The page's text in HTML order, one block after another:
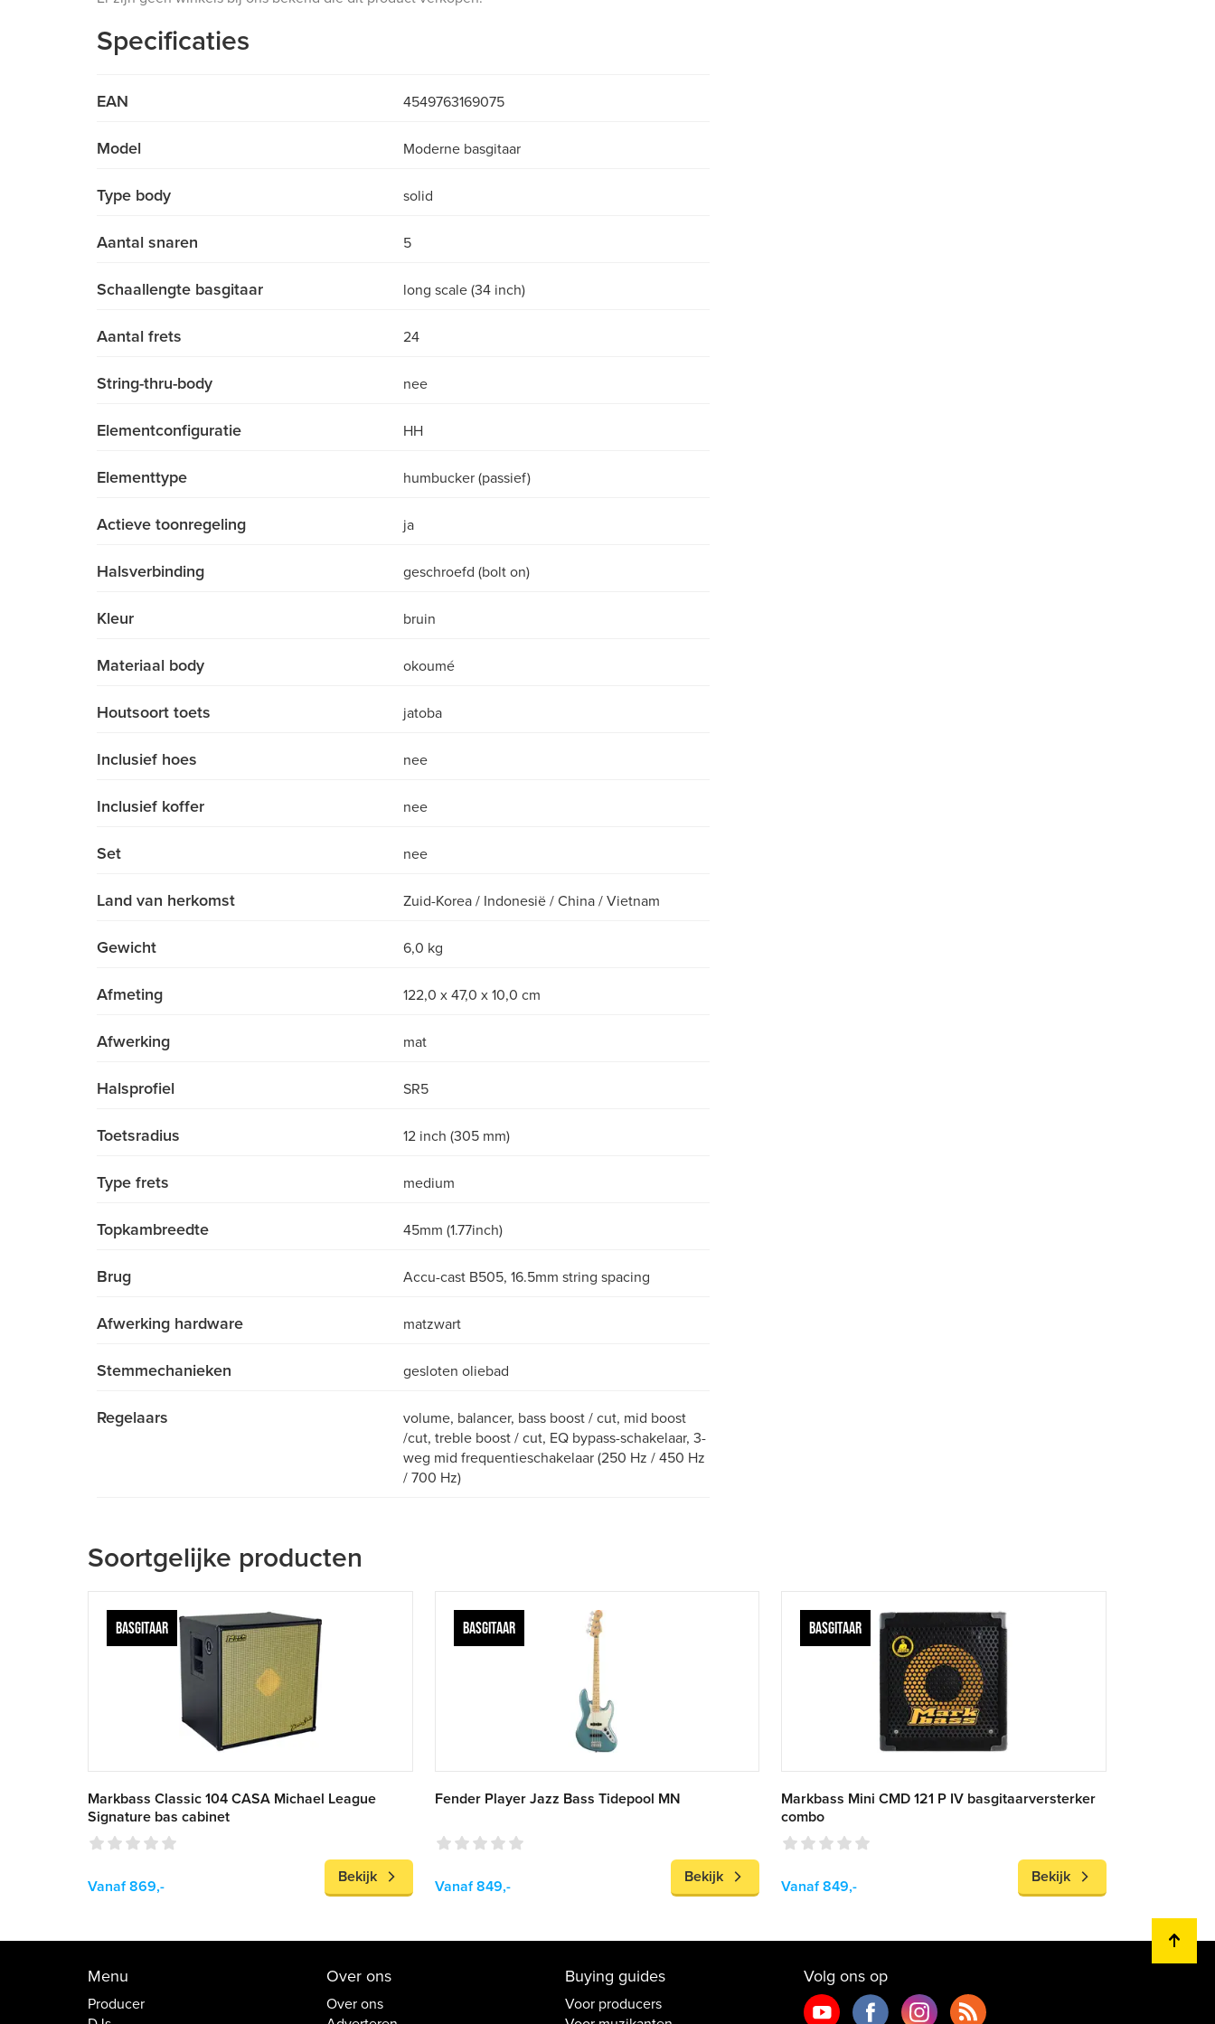
Specificaties
EAN 4549763169075
Model Moderne basgitaar
Type body solid
Aantal snaren 5
Schaallengte basgitaar long scale (34 inch)
Aantal frets 24
String-thru-body nee
Elementconfiguratie HH
Elementtype humbucker (passief)
Actieve toonregeling ja
Halsverbinding geschroefd (bolt on)
Kleur bruin
Materiaal body okoumé
Houtsoort toets jatoba
Inclusief hoes nee
Inclusief koffer nee
Set nee
Land van herkomst Zuid-Korea / Indonesië / China / Vietnam
Gewicht 6,0 kg
Afmeting 122,0 x 47,0 x 10,0 cm
Afwerking mat
Halsprofiel SR5
Toetsradius 12 inch (305 mm)
Type frets medium
Topkambreedte 45mm (1.77inch)
Brug Accu-cast B505, 16.5mm string spacing
Afwerking hardware matzwart
Stemmechanieken gesloten oliebad
Regelaars
volume, balancer, bass boost / cut, mid boost
/cut, treble boost / cut, EQ bypass-schakelaar, 3-
weg mid frequentieschakelaar (250 Hz / 450 Hz
/ 700 Hz)
Soortgelijke producten
BASGITAAR
Markbass Classic 104 CASA Michael League
Signature bas cabinet
Vanaf 869,-
Bekijk
BASGITAAR
Fender Player Jazz Bass Tidepool MN
Vanaf 849,-
Bekijk
BASGITAAR
Markbass Mini CMD 121 P IV basgitaarversterker
combo
Vanaf 849,-
Bekijk
Menu
Producer
Over ons
Over ons
Buying guides
Voor producers
Volg ons op